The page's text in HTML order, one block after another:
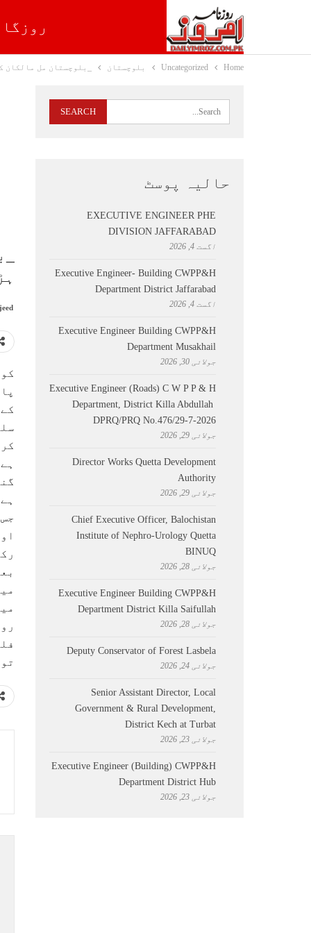
Home
Uncategorized بلوچستان _بلوچستان مل مالکان
حالیہ پوسٹ
EXECUTIVE ENGINEER PHE
DIVISION JAFFARABAD
اگست 4, 2026
Executive Engineer- Building CWPP&H
Department District Jaffarabad
اگست 4, 2026
Executive Engineer Building CWPP&H
Department Musakhail
جولائی 30, 2026
Executive Engineer (Roads) C W P P & H
Department, District Killa Abdullah ​
DPRQ/PRQ No.476/29-7-2026
جولائی 29, 2026
Director Works Quetta Development
Authority
جولائی 29, 2026
Chief Executive Officer, Balochistan
Institute of Nephro-Urology Quetta
BINUQ
جولائی 28, 2026
Executive Engineer Building CWPP&H
Department District Killa Saifullah
جولائی 28, 2026
Deputy Conservator of Forest Lasbela
جولائی 24, 2026
Senior Assistant Director, Local
Government & Rural Development,
District Kech at Turbat
جولائی 23, 2026
Executive Engineer (Building) CWPP&H
Department District Hub
جولائی 23, 2026